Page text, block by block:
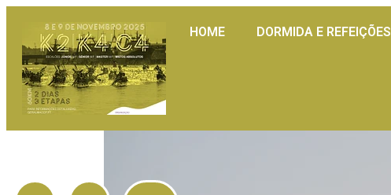
HOME DORMIDA E REFEIÇÕES